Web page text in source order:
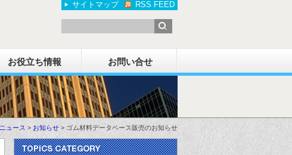
サイトマップ RSS FEED
お役立ち情報 お問い合せ
ニュース > お知らせ > ゴム材料データベース販売のお知らせ